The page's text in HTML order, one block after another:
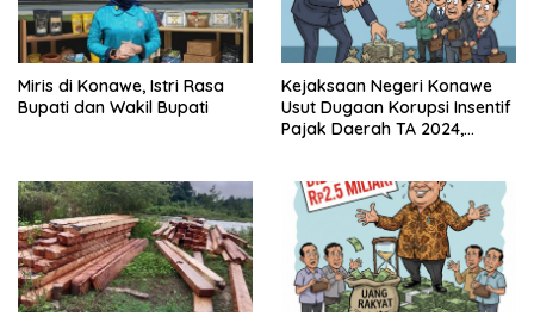
Miris di Konawe, Istri Rasa
Bupati dan Wakil Bupati
Kejaksaan Negeri Konawe
Usut Dugaan Korupsi Insentif
Pajak Daerah TA 2024,